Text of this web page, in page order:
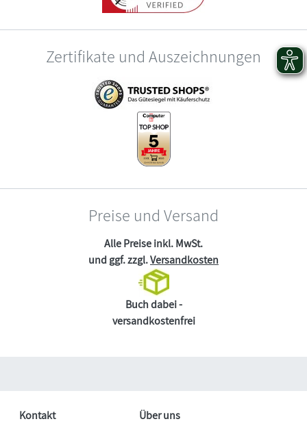
Zertifikate und Auszeichnungen
Preise und Versand
Alle Preise inkl. MwSt.
und ggf. zzgl.Versandkosten
Buch dabei -
versandkostenfrei
Kontakt Über uns